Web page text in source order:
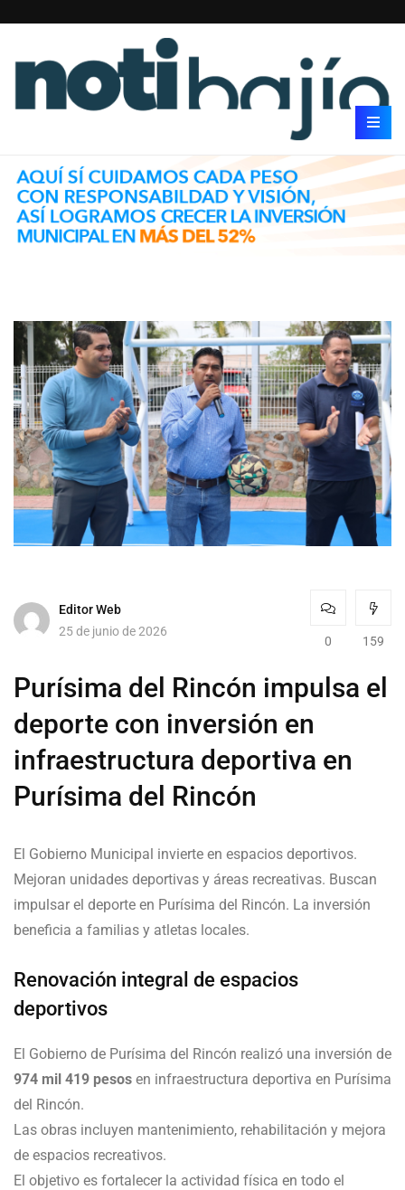
Editor Web
25 de junio de 2026
0 159
Purísima del Rincón impulsa el
deporte con inversión en
infraestructura deportiva en
Purísima del Rincón
El Gobierno Municipal invierte en espacios deportivos.
Mejoran unidades deportivas y áreas recreativas. Buscan
impulsar el deporte en Purísima del Rincón. La inversión
beneficia a familias y atletas locales.
Renovación integral de espacios
deportivos
El Gobierno de Purísima del Rincón realizó una inversión de
974 mil 419 pesos en infraestructura deportiva en Purísima
del Rincón.
Las obras incluyen mantenimiento, rehabilitación y mejora
de espacios recreativos.
El objetivo es fortalecer la actividad física en todo el